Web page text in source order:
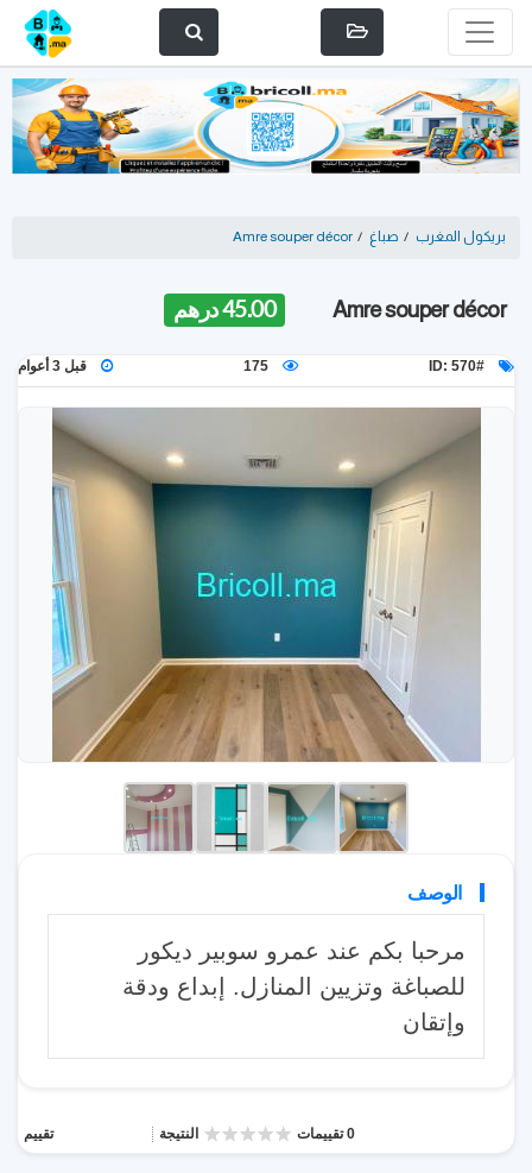
بريكول المغرب / صباغ /
Amre souper décor
Amre souper décor 45.00 درهم
ID: 570#
175 قبل 3 أعوام
الوصف
مرحبا بكم عند عمرو سوبير ديكور
للصباغة وتزيين المنازل. إبداع ودقة
وإتقان
تقييم النتيجة 0 تقييمات